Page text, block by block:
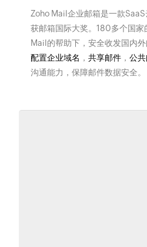
Zoho Mail企业邮箱是一款
获邮箱国际大奖。180多个国家
Mail的帮助下，安全收发国内
配置企业域名 ， 共享邮件， 公
沟通能力，保障邮件数据安全。